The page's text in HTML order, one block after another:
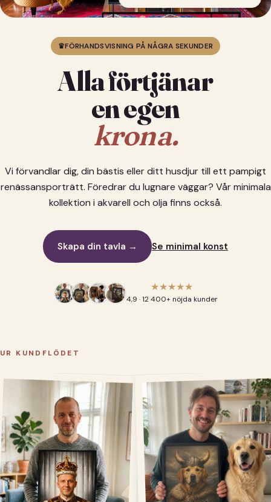
♛FÖRHANDSVISNING PÅ NÅGRA SEKUNDER
Alla förtjänar
en egen
krona.
Vi förvandlar dig, din bästis eller ditt husdjur till ett pampigt
renässansporträtt. Föredrar du lugnare väggar? Vår minimala
kollektion i akvarell och olja finns också.
Skapa din tavla → Se minimal konst
★★★★★
4,9 · 12 400+ nöjda kunder
UR KUNDFLÖDET